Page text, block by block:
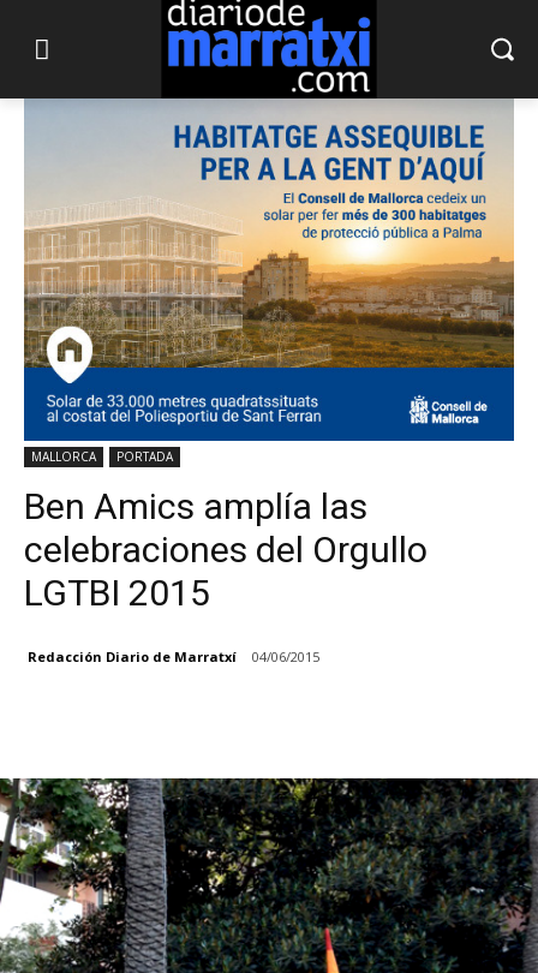
MALLORCA PORTADA
Ben Amics amplía las
celebraciones del Orgullo
LGTBI 2015
Redacción Diario de Marratxí 04/06/2015